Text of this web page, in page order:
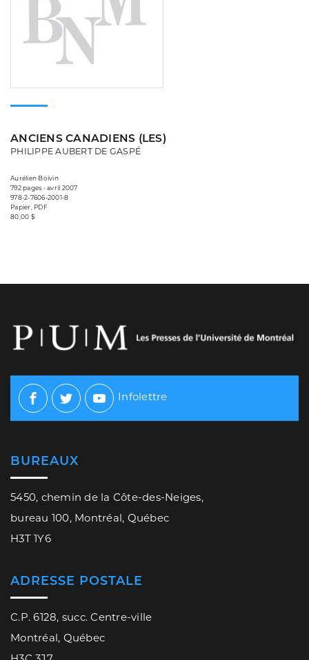
ANCIENS CANADIENS (LES)
PHILIPPE AUBERT DE GASPÉ
Aurélien Boivin
792 pages • avril 2007
978-2-7606-2001-8
Papier, PDF
80,00 $
Facebook
TwitterYoutube
Infolettre
BUREAUX
5450, chemin de la Côte-des-Neiges,
bureau 100, Montréal, Québec
H3T 1Y6
ADRESSE POSTALE
C.P. 6128, succ. Centre-ville
Montréal, Québec